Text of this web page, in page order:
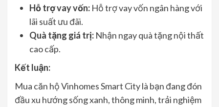
Hỗ trợ vay vốn: Hỗ trợ vay vốn ngân hàng với
lãi suất ưu đãi.
Quà tặng giá trị: Nhận ngay quà tặng nội thất
cao cấp.
Kết luận:
Mua căn hộ Vinhomes Smart City là bạn đang đón
đầu xu hướng sống xanh, thông minh, trải nghiệm